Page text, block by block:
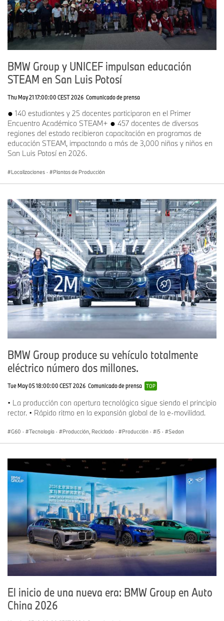
parte generada directamente en el sitio. Por ejemplo, desde
finales de 2025, un gran sistema fotovoltaico con una capacidad
de casi 11 MWp ha suministrado electricidad directamente desde
el techo de la planta.
Además, una planta de calefacción de biomasa recientemente
construida al oeste de la planta de vehículos de Dingolfing
proporciona al emplazamiento hasta 100.000 MWh de calor
producido localmente a partir de fuentes de energía renovables,
lo que permite a las instalaciones cubrir aproximadamente la
mitad de sus necesidades de proceso de esta manera.
BMW Group y UNICEF impulsan educación
STEAM en San Luis Potosí
Thu May 21 17:00:00 CEST 2026 Comunicado de prensa
● 140 estudiantes y 25 docentes participaron en el Primer
Encuentro Académico STEAM+ ● 457 docentes de diversas
regiones del estado recibieron capacitación en programas de
educación STEAM, impactando a más de 3,000 niñas y niños en
San Luis Potosí en 2026.
Localizaciones · Plantas de Producción
BMW Group produce su vehículo totalmente
eléctrico número dos millones.
Tue May 05 18:00:00 CEST 2026 Comunicado de prensa TOP
• La producción con apertura tecnológica sigue siendo el principio
rector. • Rápido ritmo en la expansión global de la e-movilidad.
G60 · Tecnología · Producción, Reciclado · Producción · i5 · Sedan
El inicio de una nueva era: BMW Group en Auto
China 2026